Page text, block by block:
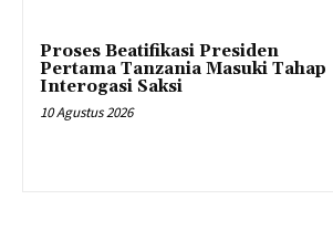
Proses Beatifikasi Presiden
Pertama Tanzania Masuki Tahap
Interogasi Saksi
10 Agustus 2026